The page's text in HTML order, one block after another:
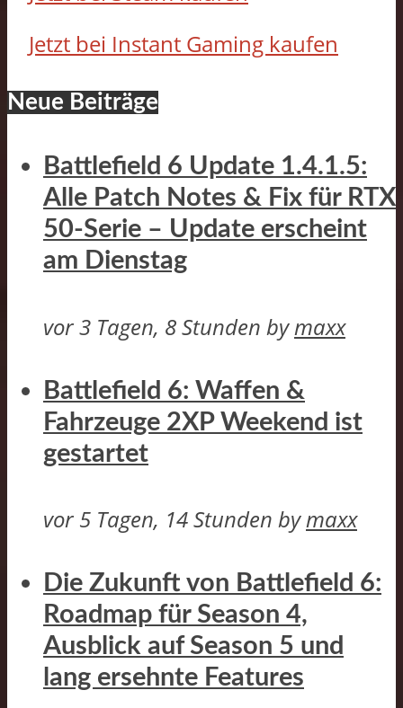
Jetzt bei Instant Gaming kaufen
Neue Beiträge
Battlefield 6 Update 1.4.1.5:
Alle Patch Notes & Fix für RTX
50-Serie – Update erscheint
am Dienstag
vor 3 Tagen, 8 Stunden bymaxx
Battlefield 6: Waffen &
Fahrzeuge 2XP Weekend ist
gestartet
vor 5 Tagen, 14 Stunden bymaxx
Die Zukunft von Battlefield 6:
Roadmap für Season 4,
Ausblick auf Season 5 und
lang ersehnte Features